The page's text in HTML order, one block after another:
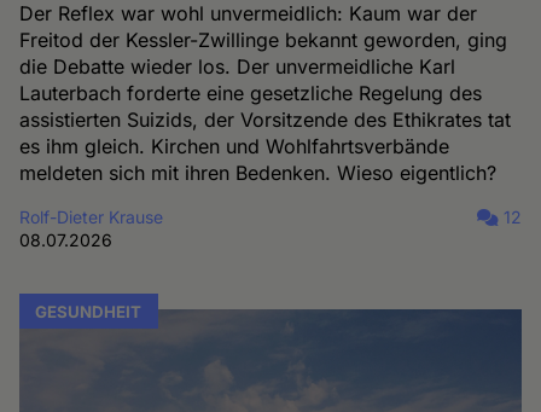
Der Reflex war wohl unvermeidlich: Kaum war der
Freitod der Kessler-Zwillinge bekannt geworden, ging
die Debatte wieder los. Der unvermeidliche Karl
Lauterbach forderte eine gesetzliche Regelung des
assistierten Suizids, der Vorsitzende des Ethikrates tat
es ihm gleich. Kirchen und Wohlfahrtsverbände
meldeten sich mit ihren Bedenken. Wieso eigentlich?
Rolf-Dieter Krause
08.07.2026
12
GESUNDHEIT